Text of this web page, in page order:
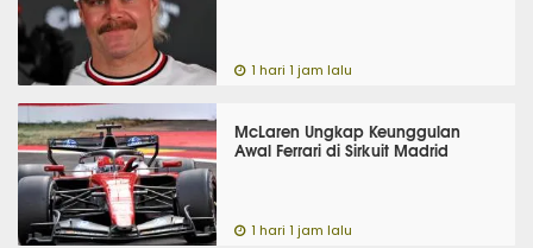
1 hari 1 jam lalu
McLaren Ungkap Keunggulan
Awal Ferrari di Sirkuit Madrid
1 hari 1 jam lalu